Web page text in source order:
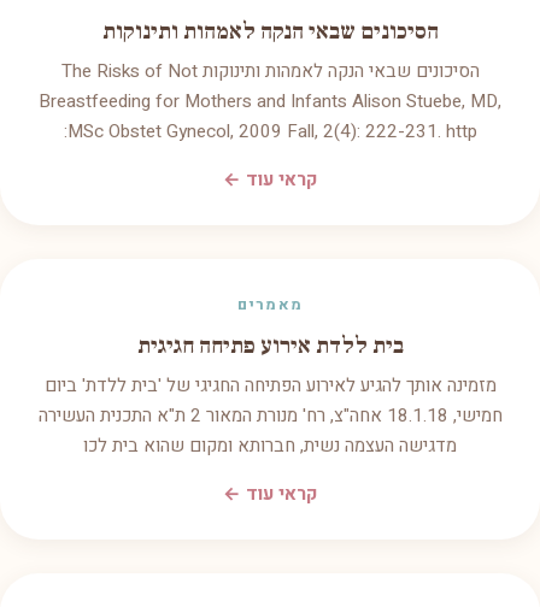
הסיכונים שבאי הנקה לאמהות ותינוקות
הסיכונים שבאי הנקה לאמהות ותינוקות The Risks of Not
Breastfeeding for Mothers and Infants Alison Stuebe, MD,
MSc Obstet Gynecol, 2009 Fall, 2(4): 222-231. http:
קראי עוד ←
מאמרים
בית ללדת אירוע פתיחה חגיגית
מזמינה אותך להגיע לאירוע הפתיחה החגיגי של 'בית ללדת' ביום
חמישי, 18.1.18 אחה"צ, רח' מנורת המאור 2 ת"א התכנית העשירה
מדגישה העצמה נשית, חברותא ומקום שהוא בית לכו
קראי עוד ←